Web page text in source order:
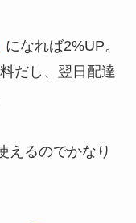
になれば2%UP。
だし、翌日配達
えるのでかなり